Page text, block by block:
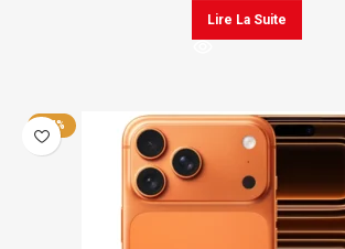
Lire La Suite
-24%